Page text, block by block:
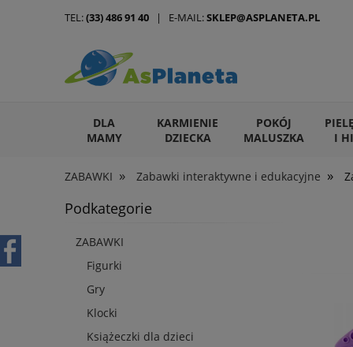
DLA
MAMY
KARMIENIE
DZIECKA
POKÓJ
MALUSZKA
I
ARTYKUŁY DLA ZWIERZĄT
ZABAWKI » Zabawki interaktywne i edukacyjne »
TEL:(33) 486 91 40 | E-MAIL:SKLEP@ASPLANETA.PL
Podkategorie
ZABAWKI
Figurki
Gry
Klocki
Książeczki dla dzieci